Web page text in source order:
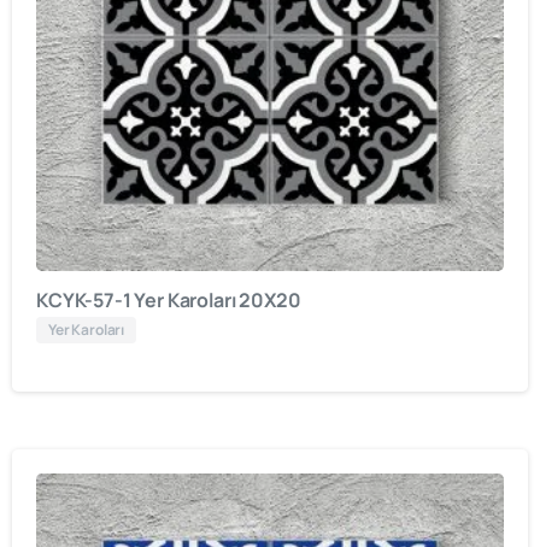
KCYK-57-1 Yer Karoları 20X20
Yer Karoları